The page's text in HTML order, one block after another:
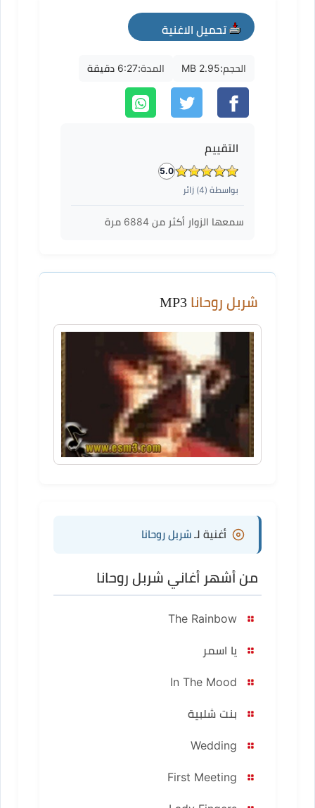
تحميل الاغنية
mp3
الحجم:2.95 MB المدة:6:27 دقيقة
التقييم
5.0
بواسطة (4) زائر
سمعها الزوار أكثر من 6884 مرة
شربل روحانا
أغنية لـ شربل روحانا
من أشهر أغاني شربل روحانا
يا اسمر
بنت شلبية